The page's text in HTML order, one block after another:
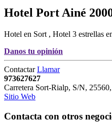
Hotel Port Ainé
Hotel en Sort , Hotel 3 estrellas
Danos tu opinión
ContactarLlamar
973627627
Carretera Sort-Rialp, S/N, 25560,
Sitio Web
Contacta con otros